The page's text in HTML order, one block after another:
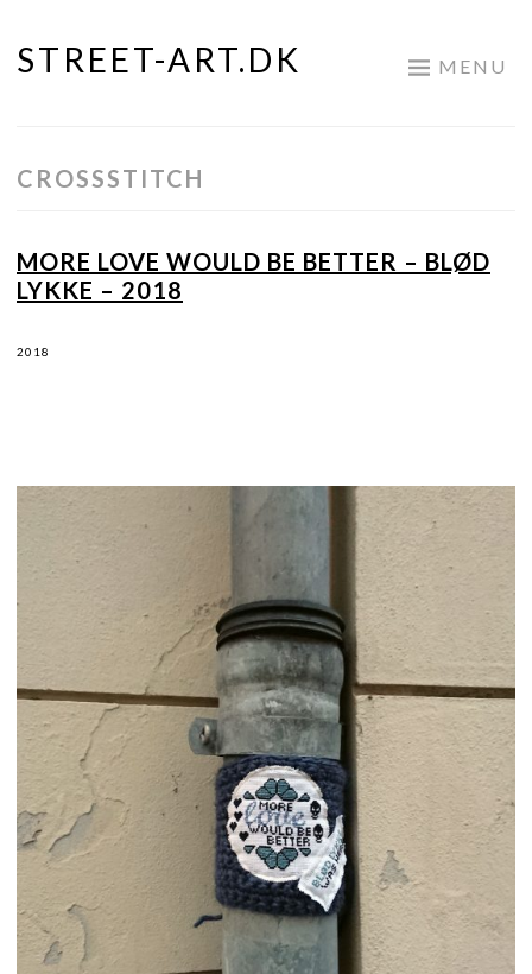
Skip
STREET-ART.DK MENU
CROSSSTITCH
MORE LOVE WOULD BE BETTER – BLØD
LYKKE – 2018
2018